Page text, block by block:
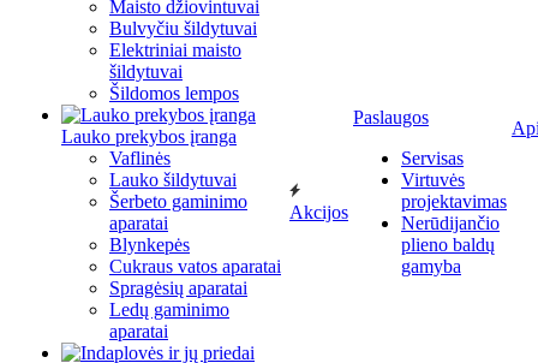
Maisto džiovintuvai
Bulvyčiu šildytuvai
Elektriniai maisto
šildytuvai
Šildomos lempos
Lauko prekybos įranga
Vaflinės
Lauko šildytuvai
Šerbeto gaminimo
aparatai
Blynkepės
Cukraus vatos aparatai
Spragėsių aparatai
Ledų gaminimo
aparatai
Akcijos
Paslaugos
Servisas
Virtuvės
projektavimas
Nerūdijančio
plieno baldų
gamyba